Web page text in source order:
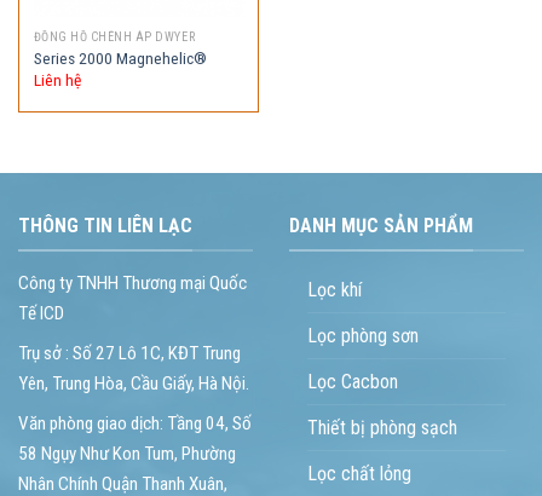
ĐỒNG HỒ CHÊNH ÁP DWYER
Series 2000 Magnehelic®
Liên hệ
THÔNG TIN LIÊN LẠC
Công ty TNHH Thương mại Quốc
Tế ICD
Trụ sở : Số 27 Lô 1C, KĐT Trung
Yên, Trung Hòa, Cầu Giấy, Hà Nội.
Văn phòng giao dịch: Tầng 04, Số
58 Ngụy Như Kon Tum, Phường
Nhân Chính Quận Thanh Xuân,
DANH MỤC SẢN PHẨM
Lọc khí
Lọc phòng sơn
Lọc Cacbon
Thiết bị phòng sạch
Lọc chất lỏng